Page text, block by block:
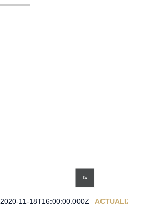
2020-11-18T16:00:00.000Z ACTUALIZĂRI